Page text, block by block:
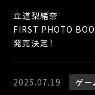
立道梨緒奈
FIRST PHOTO
発売決定！
2025.07.19 ゲー